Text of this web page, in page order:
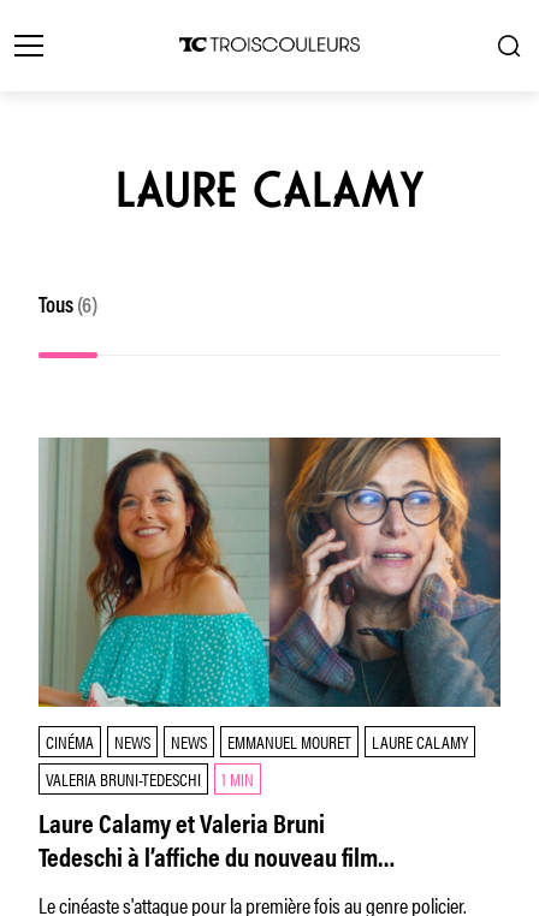
LAURE CALAMY
Tous (6)
CINÉMA NEWS NEWS EMMANUEL MOURET
LAURE CALAMY
VALERIA BRUNI-TEDESCHI
1 MIN
Laure Calamy et Valeria Bruni
Tedeschi à l’affiche du nouveau film
d’Emmanuel Mouret
Le cinéaste s'attaque pour la première fois au genre policier.